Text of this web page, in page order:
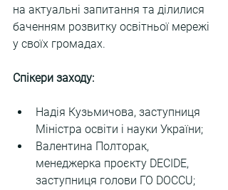
на актуальні запитання та ділилися
баченням розвитку освітньої мережі
у своїх громадах.
Спікери заходу:
Надія Кузьмичова, заступниця
Міністра освіти і науки України;
Валентина Полторак,
менеджерка проєкту DECIDE,
заступниця голови ГО DOCCU;